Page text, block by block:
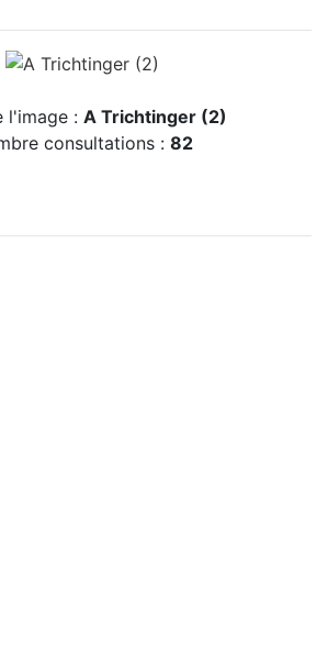
l'image : A Trichtinger (2)
consultations : 82